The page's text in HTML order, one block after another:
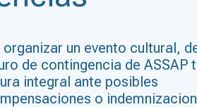
organizar un evento cultural,
de contingencia de ASSAP
integral ante posibles
o